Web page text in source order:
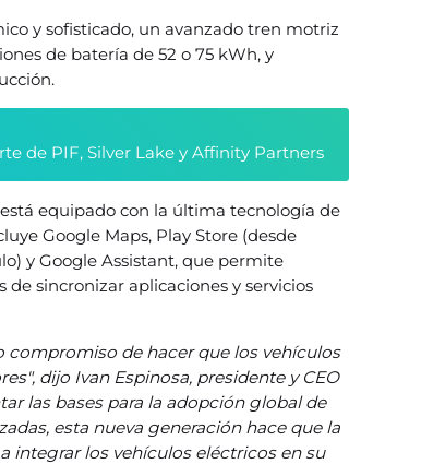
y sofisticado, un avanzado tren motriz
de batería de 52 o 75 kWh, y
de PIF, Silver Lake y Affinity Partners
equipado con la última tecnología de
Google Maps, Play Store (desde
y Google Assistant, que permite
sincronizar aplicaciones y servicios
de hacer que los vehículos
dijo Ivan Espinosa, presidente y CEO
las bases para la adopción global de
esta nueva generación hace que la
integrar los vehículos eléctricos en su